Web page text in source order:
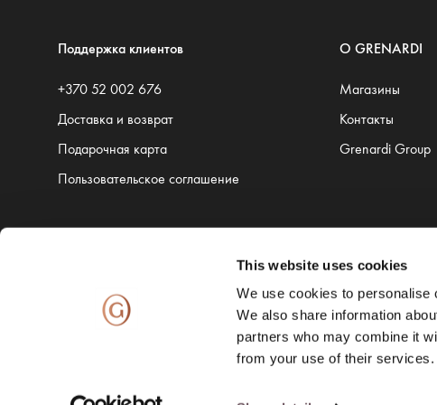
This website uses cookies
We use cookies to personalise
We also share information
partners who may combine it
from your use of their services.
Поддержка клиентов
+370 52 002 676
Доставка и возврат
Подарочная карта
Пользовательское соглашение
O GRENARDI
Магазины
Контакты
Grenardi Group